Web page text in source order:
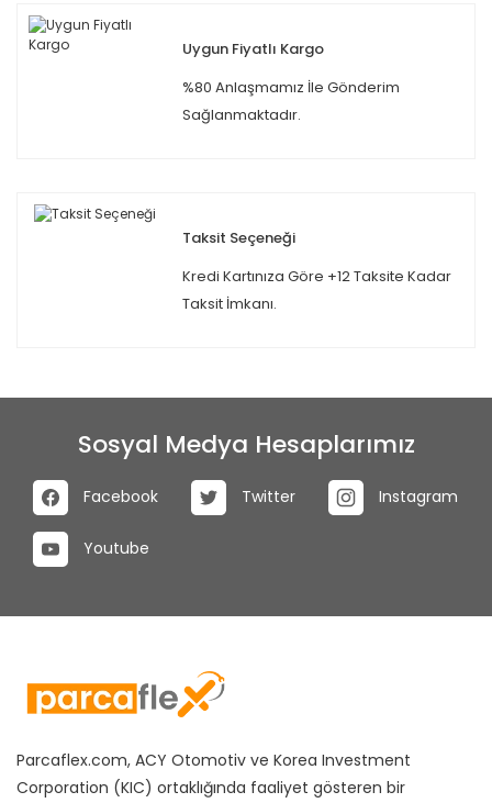
Uygun Fiyatlı Kargo
%80 Anlaşmamız İle Gönderim
Sağlanmaktadır.
Taksit Seçeneği
Kredi Kartınıza Göre +12 Taksite Kadar
Taksit İmkanı.
Sosyal Medya Hesaplarımız
Facebook Twitter Instagram
Youtube
Parcaflex.com, ACY Otomotiv ve Korea Investment
Corporation (KIC) ortaklığında faaliyet gösteren bir